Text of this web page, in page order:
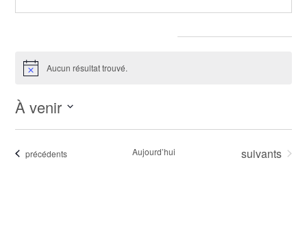
NoticeAucun résultat trouvé.
À venir
date.Évènements
précédents Aujourd’hui Évènements
suivants